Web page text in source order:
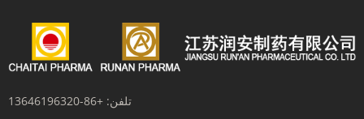
تلفن: +86-13646196320